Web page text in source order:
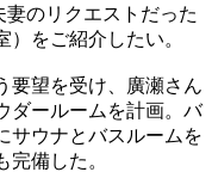
のリクエストだった
をご紹介したい。
要望を受け、廣瀬さん
ダールームを計画。バ
サウナとバスルームを
備した。